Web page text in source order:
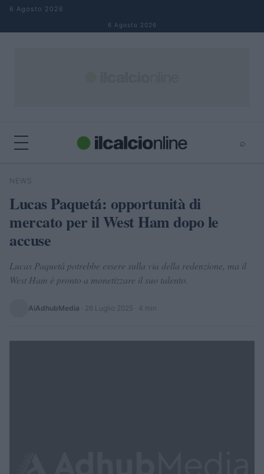
Salta al contenuto
6 Agosto 2026
6 Agosto 2026
⌕
Cerca
NEWS
Lucas Paquetá: opportunità di
mercato per il West Ham dopo le
accuse
Lucas Paquetá potrebbe essere sulla via della redenzione, ma il
West Ham è pronto a monetizzare il suo talento.
AiAdhubMedia 26 Luglio 2025 · 4 min